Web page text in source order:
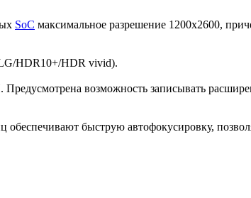
SoC максимальное разрешение 1200x2600,
HDR10+/HDR vivid).
возможность записывать
быструю автофокусировку,